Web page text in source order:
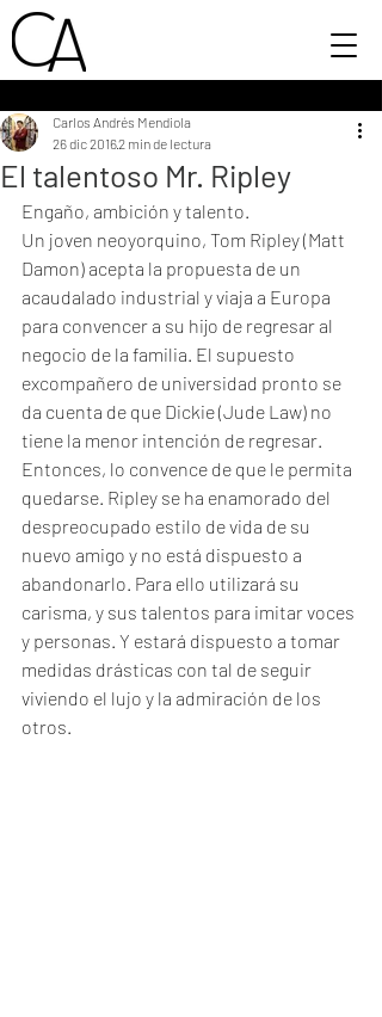
El talentoso Mr. Ripley
Carlos Andrés Mendiola
26 dic 20162 min de lectura
Engaño, ambición y talento.
Un joven neoyorquino, Tom Ripley (Matt
Damon) acepta la propuesta de un
acaudalado industrial y viaja a Europa
para convencer a su hijo de regresar al
negocio de la familia. El supuesto
excompañero de universidad pronto se
da cuenta de que Dickie (Jude Law) no
tiene la menor intención de regresar.
Entonces, lo convence de que le permita
quedarse. Ripley se ha enamorado del
despreocupado estilo de vida de su
nuevo amigo y no está dispuesto a
abandonarlo. Para ello utilizará su
carisma, y sus talentos para imitar voces
y personas. Y estará dispuesto a tomar
medidas drásticas con tal de seguir
viviendo el lujo y la admiración de los
otros.